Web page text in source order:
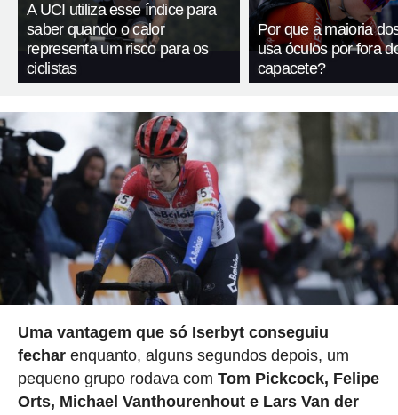
A UCI utiliza esse índice para
saber quando o calor
representa um risco para os
ciclistas
Por que a maioria
usa óculos por fora
capacete?
Uma vantagem que só Iserbyt conseguiu
fecharenquanto, alguns segundos depois, um
pequeno grupo rodava com Tom Pickcock, Felipe
Orts, Michael Vanthourenhout e Lars Van der